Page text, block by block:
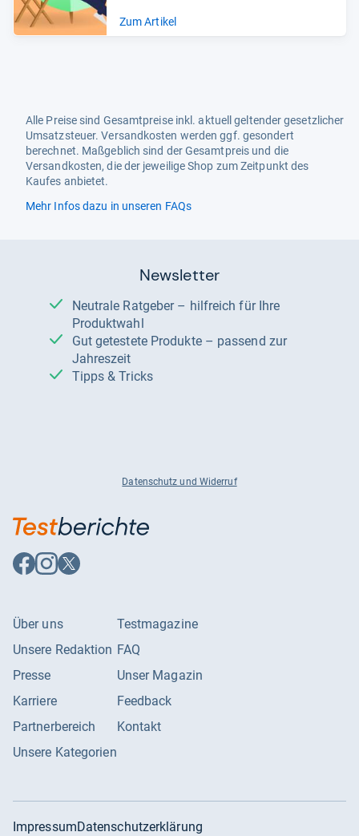
Zum Artikel
Alle Preise sind Gesamtpreise inkl. aktuell geltender gesetzlicher
Umsatzsteuer. Versandkosten werden ggf. gesondert
berechnet. Maßgeblich sind der Gesamtpreis und die
Versandkosten, die der jeweilige Shop zum Zeitpunkt des
Kaufes anbietet.
Mehr Infos dazu in unseren FAQs
Newsletter
Neutrale Ratgeber – hilfreich für Ihre
Produktwahl
Gut getestete Produkte – passend zur
Jahreszeit
Tipps & Tricks
Datenschutz und Widerruf
Auf
Facebook
Auf
Instagram
Auf
X
Über uns
Unsere Redaktion
Presse
Karriere
Partnerbereich
Unsere Kategorien
Testmagazine
FAQ
Unser Magazin
Feedback
Kontakt
ImpressumDatenschutzerklärung